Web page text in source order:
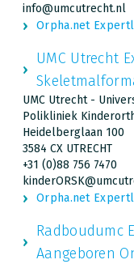
info@umcutrecht.nl
Orpha.net
UMC Utrecht
UMC Utrecht -
Polikliniek
Heidelberglaan 100
3584 CX UTRECHT
+31 (0)88 756 7470
Orpha.net
Radboudumc
Aangeboren